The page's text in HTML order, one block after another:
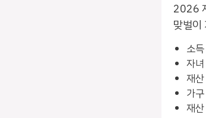
2026
맞벌이
소
자
재
가
재